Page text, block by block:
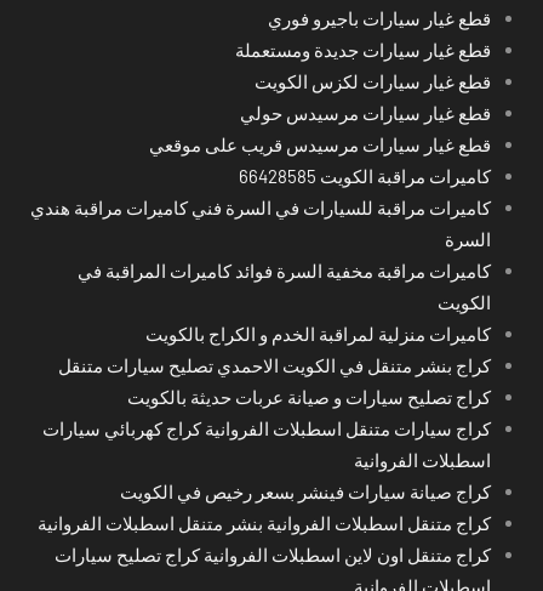
قطع غيار سيارات باجيرو فوري
قطع غيار سيارات جديدة ومستعملة
قطع غيار سيارات لكزس الكويت
قطع غيار سيارات مرسيدس حولي
قطع غيار سيارات مرسيدس قريب على موقعي
كاميرات مراقبة الكويت 66428585
كاميرات مراقبة للسيارات في السرة فني كاميرات مراقبة هندي
السرة
كاميرات مراقبة مخفية السرة فوائد كاميرات المراقبة في
الكويت
كاميرات منزلية لمراقبة الخدم و الكراج بالكويت
كراج بنشر متنقل في الكويت الاحمدي تصليح سيارات متنقل
كراج تصليح سيارات و صيانة عربات حديثة بالكويت
كراج سيارات متنقل اسطبلات الفروانية كراج كهربائي سيارات
اسطبلات الفروانية
كراج صيانة سيارات فينشر بسعر رخيص في الكويت
كراج متنقل اسطبلات الفروانية بنشر متنقل اسطبلات الفروانية
كراج متنقل اون لاين اسطبلات الفروانية كراج تصليح سيارات
اسطبلات الفروانية